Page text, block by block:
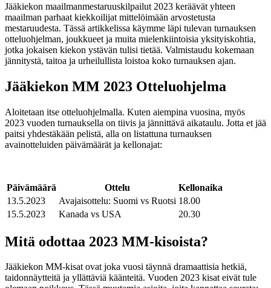
Jääkiekon maailmanmestaruuskilpailut 2023 keräävät yhteen
maailman parhaat kiekkoilijat mittelöimään arvostetusta
mestaruudesta. Tässä artikkelissa käymme läpi tulevan turnauksen
otteluohjelman, joukkueet ja muita mielenkiintoisia yksityiskohtia,
jotka jokaisen kiekon ystävän tulisi tietää. Valmistaudu kokemaan
jännitystä, taitoa ja urheilullista loistoa koko turnauksen ajan.
Jääkiekon MM 2023 Otteluohjelma
Aloitetaan itse otteluohjelmalla. Kuten aiempina vuosina, myös
2023 vuoden turnauksella on tiivis ja jännittävä aikataulu. Jotta et jää
paitsi yhdestäkään pelistä, alla on listattuna turnauksen
avainotteluiden päivämäärät ja kellonajat:
Päivämäärä Ottelu
Kellonaika
13.5.2023
Avajaisottelu: Suomi vs Ruotsi 18.00
15.5.2023
Kanada vs USA 20.30
Mitä odottaa 2023 MM-kisoista?
Jääkiekon MM-kisat ovat joka vuosi täynnä dramaattisia hetkiä,
taidonnäytteitä ja yllättäviä käänteitä. Vuoden 2023 kisat eivät tule